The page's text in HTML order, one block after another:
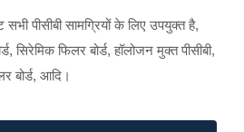
पीसीबी सामग्रियों के लिए उपयुक्त है,
सिरेमिक फिलर बोर्ड, हॉलोजन मुक्त पीसीबी,
बोर्ड, आदि।